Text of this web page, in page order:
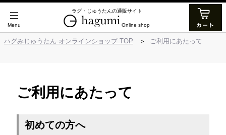
ラグ・じゅうたんの通販サイト
Online shop
ハグみじゅうたん オンラインショップ TOP ご利用にあたって
ご利用にあたって
初めての方へ